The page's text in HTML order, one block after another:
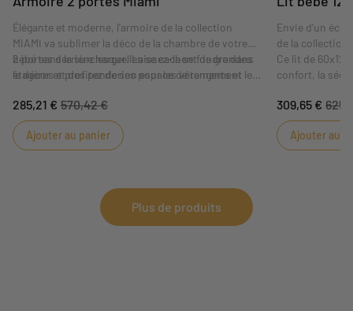
Élégante et moderne, l'armoire de la collection
MIAMI va sublimer la déco de la chambre de votre
bébé sans la surcharger. Laissez-la se fondre dans
le décor et profitez de son espace de rangement
2 portes derrière lesquelles se cachent de grandes
étagères et des penderies pour les vêtements et les
285,21 € 570,42 €
Ajouter au panier
Envie d'un
de la collection
Ce lit de
confort, la
309,65 €
Ajouter au
Plus de produits